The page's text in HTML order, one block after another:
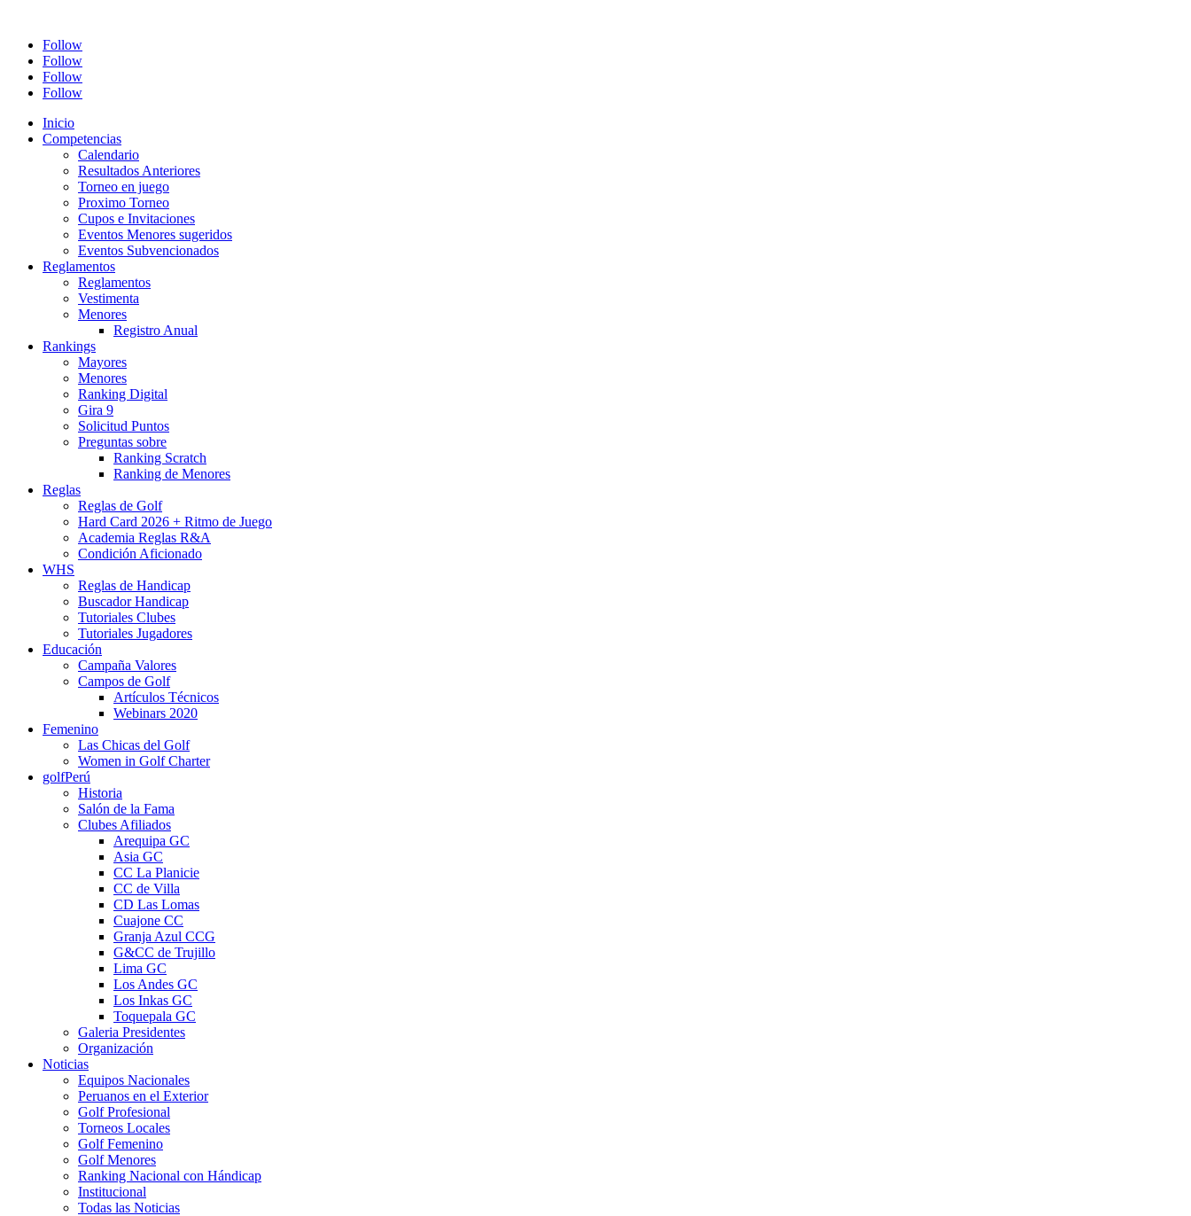
Follow
Follow
Follow
Follow
Inicio
Competencias
Calendario
Resultados Anteriores
Torneo en juego
Proximo Torneo
Cupos e Invitaciones
Eventos Menores sugeridos
Eventos Subvencionados
Reglamentos
Reglamentos
Vestimenta
Menores
Registro Anual
Rankings
Mayores
Menores
Ranking Digital
Gira 9
Solicitud Puntos
Preguntas sobre
Ranking Scratch
Ranking de Menores
Reglas
Reglas de Golf
Hard Card 2026 + Ritmo de Juego
Academia Reglas R&A
Condición Aficionado
WHS
Reglas de Handicap
Buscador Handicap
Tutoriales Clubes
Tutoriales Jugadores
Educación
Campaña Valores
Campos de Golf
Artículos Técnicos
Webinars 2020
Femenino
Las Chicas del Golf
Women in Golf Charter
golfPerú
Historia
Salón de la Fama
Clubes Afiliados
Arequipa GC
Asia GC
CC La Planicie
CC de Villa
CD Las Lomas
Cuajone CC
Granja Azul CCG
G&CC de Trujillo
Lima GC
Los Andes GC
Los Inkas GC
Toquepala GC
Galeria Presidentes
Organización
Noticias
Equipos Nacionales
Peruanos en el Exterior
Golf Profesional
Torneos Locales
Golf Femenino
Golf Menores
Ranking Nacional con Hándicap
Institucional
Todas las Noticias